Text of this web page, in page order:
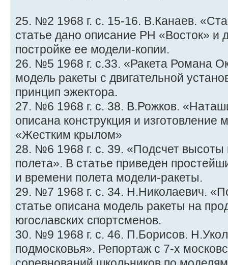
25. №2 1968 г. с. 15-16. В.Канаев.
статье дано описание РН «Восток» и
постройке ее модели-копии.
26. №5 1968 г. с.33. «Ракета Романа
модель ракеты с двигательной
принцип эжектора.
27. №6 1968 г. с. 38. В.Рожков.
описана конструкция и изготовление
«Жестким крылом»
28. №6 1968 г. с. 39. «Подсчет высоты
полета». В статье приведен
и времени полета модели-ракеты.
29. №7 1968 г. с. 34. Н.Николаевич.
статье описана модель ракеты на
югославских спортсменов.
30. №9 1968 г. с. 46. П.Борисов.
подмосковья». Репортаж с 7-х